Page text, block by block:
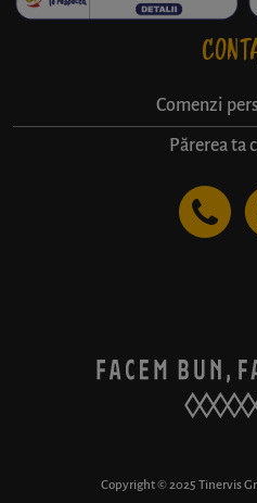
Comenzi
Părerea ta
Copyright © 2025 Tinervis